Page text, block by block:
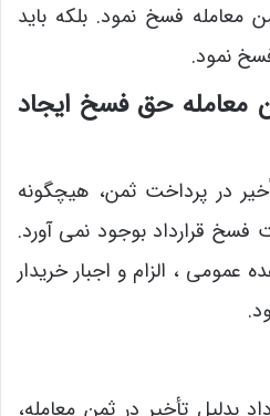
معامله فسخ نمود. بلکه باید
نمود.
معامله حق فسخ ایجاد
در پرداخت ثمن، هیچگونه
قرارداد بوجود نمی آورد.
عمومی ، الزام و اجبار خریدار